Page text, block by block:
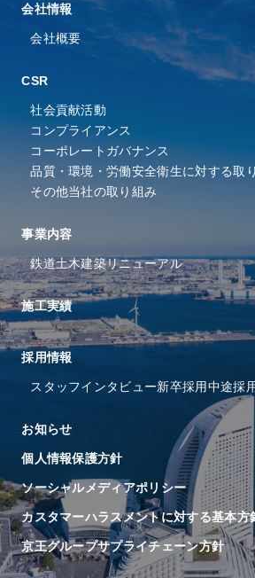
会社情報
会社概要
CSR
社会貢献活動
コンプライアンス
コーポレートガバナンス
品質・環境・労働安全衛⽣に対する取
その他当社の取り組み
事業内容
鉄道土木建築リニューアル
施工実績
採⽤情報
スタッフインタビュー新卒採用中途採
お知らせ
個人情報保護方針
ソーシャルメディアポリシー
カスタマーハラスメントに対する基本方
京王グループサプライチェーン方針